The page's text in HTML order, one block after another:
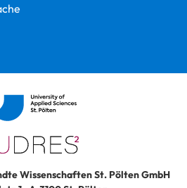
Wissenschaften St. Pölten GmbH